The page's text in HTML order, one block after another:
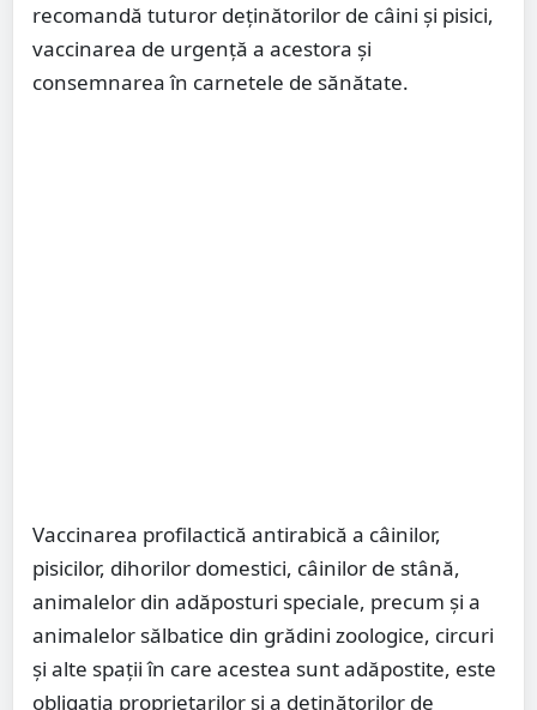
recomandă tuturor deținătorilor de câini și pisici,
vaccinarea de urgență a acestora și
consemnarea în carnetele de sănătate.
Vaccinarea profilactică antirabică a câinilor,
pisicilor, dihorilor domestici, câinilor de stână,
animalelor din adăposturi speciale, precum şi a
animalelor sălbatice din grădini zoologice, circuri
şi alte spaţii în care acestea sunt adăpostite, este
obligaţia proprietarilor şi a deţinătorilor de